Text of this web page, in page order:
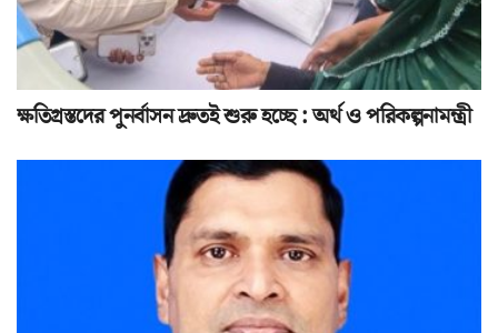
ক্ষতিগ্রস্তদের পুনর্বাসন দ্রুতই শুরু হচ্ছে : অর্থ ও পরিকল্পনামন্ত্রী